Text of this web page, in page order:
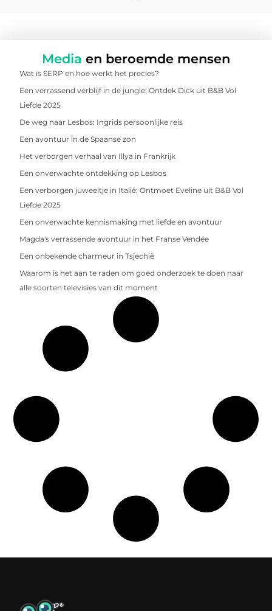
Media en beroemde mensen
Wat is SERP en hoe werkt het precies?
Een verrassend verblijf in de jungle: Ontdek Dick uit B&B Vol
Liefde 2025
De weg naar Lesbos: Ingrids persoonlijke reis
Een avontuur in de Spaanse zon
Het verborgen verhaal van Illya in Frankrijk
Een onverwachte ontdekking op Lesbos
Een verborgen juweeltje in Italië: Ontmoet Eveline uit B&B Vol
Liefde 2025
Een onverwachte kennismaking met liefde en avontuur
Magda's verrassende avontuur in het Franse Vendée
Een onbekende charmeur in Tsjechië
Waarom is het aan te raden om goed onderzoek te doen naar
alle soorten televisies van dit moment